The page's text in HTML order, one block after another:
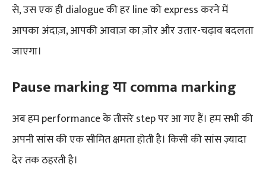
से, उस एक ही dialogue की हर line को express करने में
आपका अंदाज़, आपकी आवाज़ का ज़ोर और उतार-चढ़ाव बदलता
जाएगा।
Pause marking याcommamarking
अब हम performance के तीसरे step पर आ गए हैं। हम सभी की
अपनी सांस की एक सीमित क्षमता होती है। किसी की सांस ज़्यादा
देर तक ठहरती है।